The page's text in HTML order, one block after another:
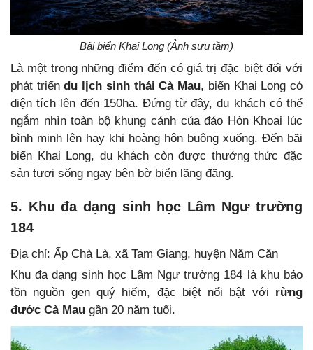
Bãi biển Khai Long (Ảnh sưu tầm)
Là một trong những điểm đến có giá trị đặc biệt đối với
phát triểndu lịch sinh thái Cà Mau, biển Khai Long có
diện tích lên đến 150ha. Đứng từ đây, du khách có thể
ngắm nhìn toàn bộ khung cảnh của đảo Hòn Khoai lúc
bình minh lên hay khi hoàng hôn buông xuống. Đến bãi
biển Khai Long, du khách còn được thưởng thức đặc
sản tươi sống ngay bên bờ biển lãng đãng.
5. Khu đa dạng sinh học Lâm Ngư trường
184
Địa chỉ: Ấp Chà Là, xã Tam Giang, huyện Năm Căn
Khu đa dạng sinh học Lâm Ngư trường 184 là khu bảo
tồn nguồn gen quý hiếm, đặc biệt nổi bật với rừng
đước Cà Mau gần 20 năm tuổi.